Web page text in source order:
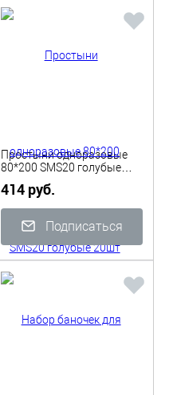
Простыни одноразовые
80*200 SMS20 голубые
414 руб.
Подписаться